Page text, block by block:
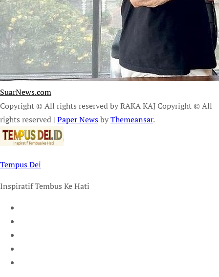
SuarNews.com
Copyright © All rights reserved by RAKA KAJ Copyright © All
rights reserved | Paper NewsbyThemeansar.
Tempus Dei
Inspiratif Tembus Ke Hati